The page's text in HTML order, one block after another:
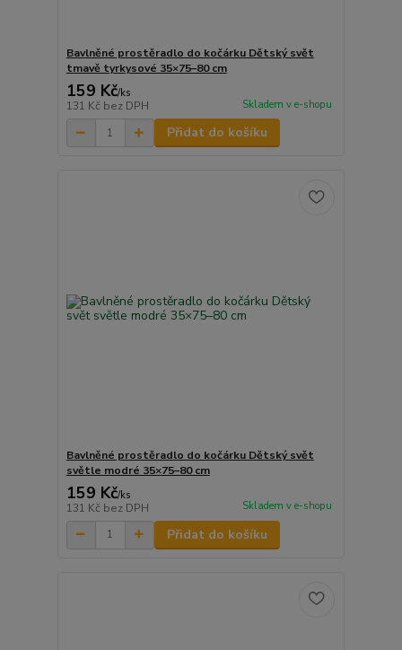
Bavlněné prostěradlo do kočárku Dětský svět
tmavě tyrkysové 35×75–80 cm
159 Kč/ks
131 Kč bez DPH Skladem v e-shopu
Přidat do košíku
Bavlněné prostěradlo do kočárku Dětský svět
světle modré 35×75–80 cm
159 Kč/ks
131 Kč bez DPH Skladem v e-shopu
Přidat do košíku